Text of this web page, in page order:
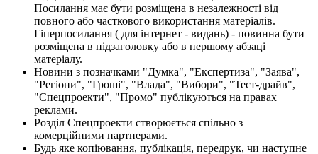
Посилання має бути розміщена в незалежності від
повного або часткового використання матеріалів.
Гіперпосилання ( для інтернет - видань) - повинна бути
розміщена в підзаголовку або в першому абзаці
матеріалу.
Новини з позначками "Думка", "Експертиза", "Заява",
"Регіони", "Гроші", "Влада", "Вибори", "Тест-драйв",
"Спецпроекти", "Промо" публікуються на правах
реклами.
Розділ Спецпроекти створюється спільно з
комерційними партнерами.
Будь яке копіювання, публікація, передрук, чи наступне